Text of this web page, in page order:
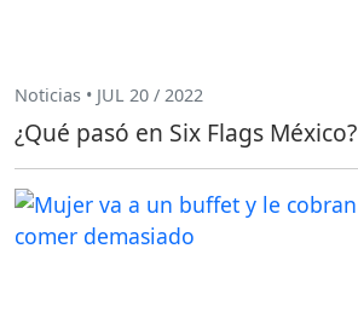
Noticias • JUL 20 / 2022
¿Qué pasó en Six Flags México?